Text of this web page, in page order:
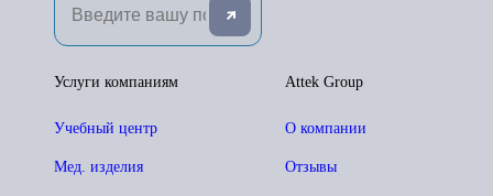
Attek Group
О компании
Отзывы
Услуги компаниям
Учебный центр
Мед. изделия